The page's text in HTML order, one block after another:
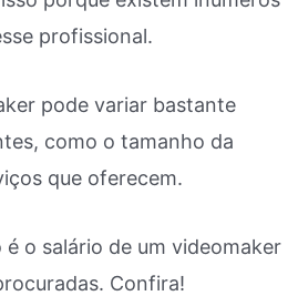
profissional.
pode variar bastante
como o tamanho da
que oferecem.
o salário de um videomaker
Confira!